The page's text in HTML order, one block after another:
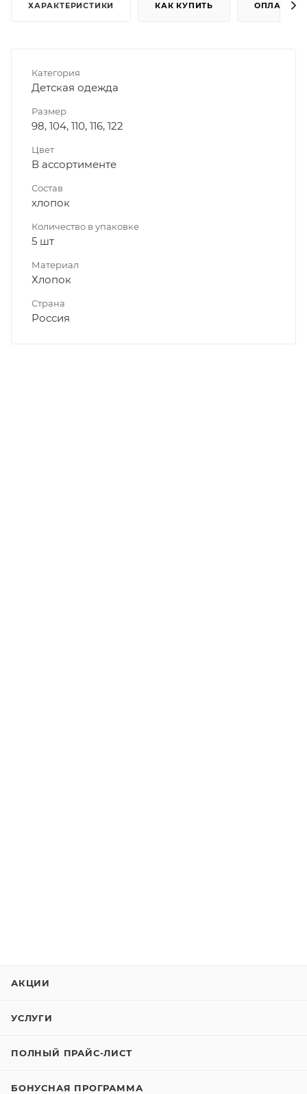
ХАРАКТЕРИСТИКИ КАК КУПИТЬ ОПЛАТА
Категория
Детская одежда
Размер
98, 104, 110, 116, 122
Цвет
В ассортименте
Состав
хлопок
Количество в упаковке
5 шт
Материал
Хлопок
Страна
Россия
АКЦИИ
УСЛУГИ
ПОЛНЫЙ ПРАЙС-ЛИСТ
БОНУСНАЯ ПРОГРАММА